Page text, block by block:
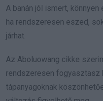
A banán jól ismert,
ha rendszeresen eszed,
járhat.
Az Aboluowang cikke
rendszeresen fogyasztasz
tápanyagoknak